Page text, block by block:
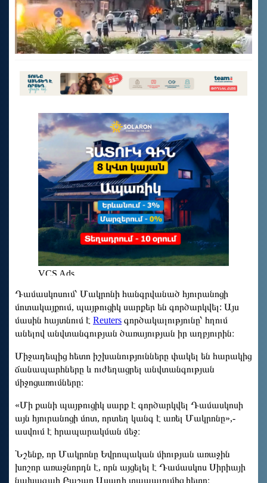
Դամասկոսում՝ Մակրոնի հանգրվանած հյուրանոցի
մոտակայքում, պայթուցիկ սարքեր են գործարկվել: Այս
մասին հայտնում է Reuters գործակալությունը՝ հղում
անելով անվտանգության ծառայության իր աղբյուրին։
Միջադեպից հետո իշխանությունները փակել են հարակից
ճանապարհները և ուժեղացրել անվտանգության
միջոցառումները։
«Մի քանի պայթուցիկ սարք է գործարկվել Դամասկոսի
այն հյուրանոցի մոտ, որտեղ կանգ է առել Մակրոնը»,-
ասվում է հրապարակման մեջ։
Նշենք, որ Մակրոնը Եվրոպական միության առաջին
խոշոր առաջնորդն է, որն այցելել է Դամասկոս Սիրիայի
նախագահ Բաշար Ասադի տապալումից հետո։